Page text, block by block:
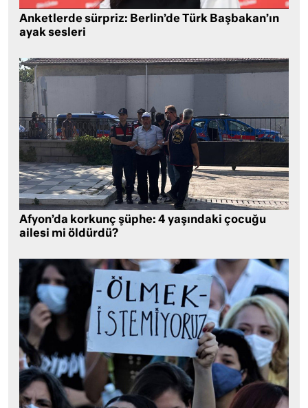
Anketlerde sürpriz: Berlin’de Türk Başbakan’ın
ayak sesleri
Afyon’da korkunç şüphe: 4 yaşındaki çocuğu
ailesi mi öldürdü?